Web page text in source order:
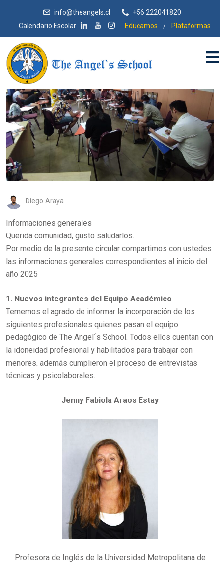
info@theangels.cl
+56 222041820
Calendario Escolar
Educamos / Plataformas
Diego Araya
Informaciones generales
Querida comunidad, gusto saludarlos.
Por medio de la presente circular compartimos con ustedes
las informaciones generales correspondientes al inicio del
año 2025
1. Nuevos integrantes del Equipo Académico
Tememos el agrado de informar la incorporación de los
siguientes profesionales quienes pasan el equipo
pedagógico de The Angel´s School. Todos ellos cuentan con
la idoneidad profesional y habilitados para trabajar con
menores, además cumplieron el proceso de entrevistas
técnicas y psicolaborales.
Jenny Fabiola Araos Estay
Profesora de Inglés de la Universidad Metropolitana de